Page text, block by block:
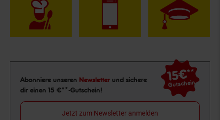
Newsletter Anmeldung
Abonniere unseren Newsletter und sichere
dir einen 15 €**-Gutschein!
15€**
Gutschein
Jetzt zum Newsletter anmelden